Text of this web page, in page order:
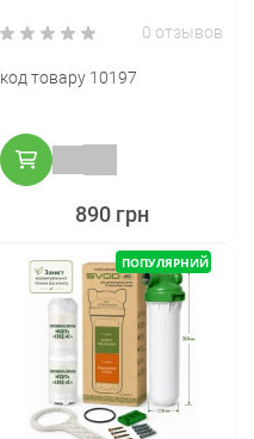
0 отзывов
код товару 10197
890 грн
ПОПУЛЯРНИЙ